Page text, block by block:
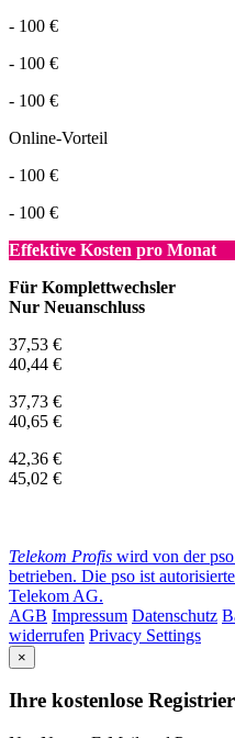
- 100 €
- 100 €
- 100 €
Online-Vorteil
- 100 €
- 100 €
Effektive Kosten pro Monat
Für Komplettwechsler
Nur Neuanschluss
37,53 €
40,44 €
37,73 €
40,65 €
42,36 €
45,02 €
Telekom Profis wird von der
betrieben. Die pso ist
Telekom AG.
AGB Impressum Datenschutz
widerrufen Privacy Settings
×
Ihre kostenlose